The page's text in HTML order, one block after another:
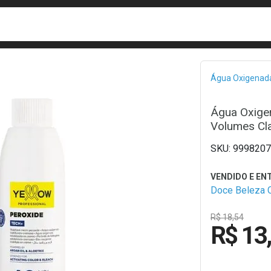
Água
Água
Volumes
Doce Beleza
R$ 18,54
R$